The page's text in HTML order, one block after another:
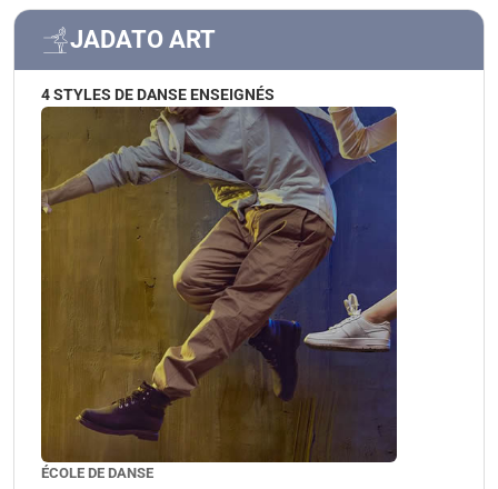
JADATO ART
4 STYLES DE DANSE ENSEIGNÉS
ÉCOLE DE DANSE